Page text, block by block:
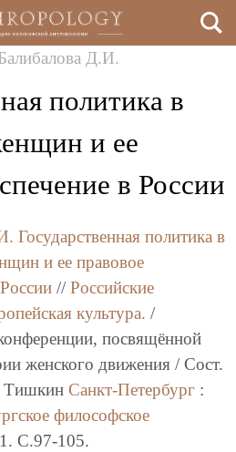
Д.И.
политика в
и ее
в России
Государственная политика в
и ее правовое
// Российские
культура. /
посвящённой
женского движения / Сост.
Тишкин Санкт-Петербург :
философское
C.97-105.